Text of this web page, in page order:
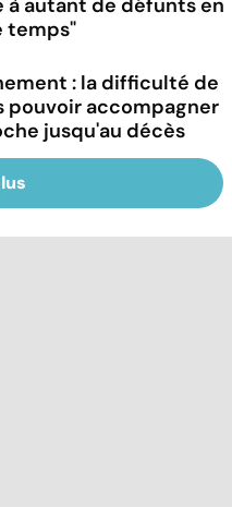
à autant de défunts en
temps"
: la difficulté de
pouvoir accompagner
jusqu'au décès